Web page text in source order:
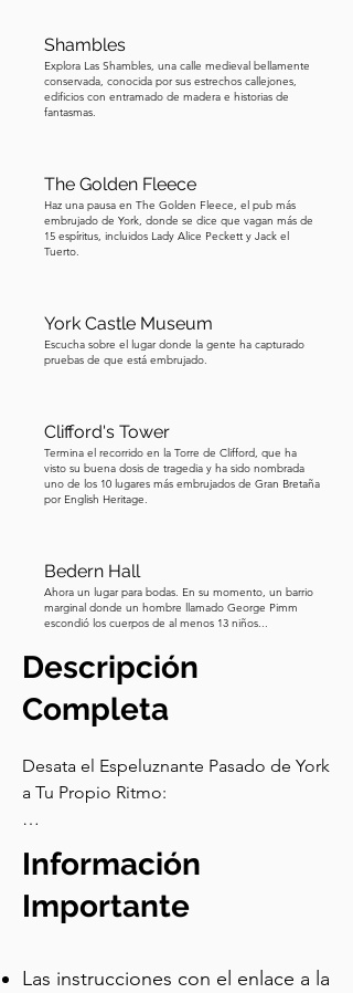
Shambles
Explora Las Shambles, una calle medieval bellamente
conservada, conocida por sus estrechos callejones,
edificios con entramado de madera e historias de
fantasmas.
The Golden Fleece
Haz una pausa en The Golden Fleece, el pub más
embrujado de York, donde se dice que vagan más de
15 espíritus, incluidos Lady Alice Peckett y Jack el
Tuerto.
York Castle Museum
Escucha sobre el lugar donde la gente ha capturado
pruebas de que está embrujado.
Clifford's Tower
Termina el recorrido en la Torre de Clifford, que ha
visto su buena dosis de tragedia y ha sido nombrada
uno de los 10 lugares más embrujados de Gran Bretaña
por English Heritage.
Bedern Hall
Ahora un lugar para bodas. En su momento, un barrio
marginal donde un hombre llamado George Pimm
escondió los cuerpos de al menos 13 niños...
Descripción
Completa
Desata el Espeluznante Pasado de York
a Tu Propio Ritmo:
abarrotadas: con nuestro único tour de
audio autoguiado, tú controlas tu
aventura espeluznante. Explora más de
York a tu propio ritmo, haciendo
Información
Importante
Las instrucciones con el enlace a la